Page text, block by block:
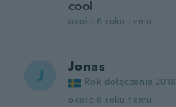
cool
około 6 roku temu
J Jonas
Rok dołączenia 2018
około 6 roku temu